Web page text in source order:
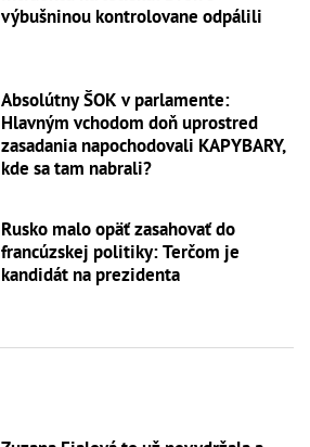
výbušninou kontrolovane odpálili
Absolútny ŠOK v parlamente:
Hlavným vchodom doň uprostred
zasadania napochodovali KAPYBARY,
kde sa tam nabrali?
Rusko malo opäť zasahovať do
francúzskej politiky: Terčom je
kandidát na prezidenta